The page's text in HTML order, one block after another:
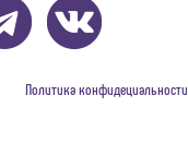
Политика конфидециальности